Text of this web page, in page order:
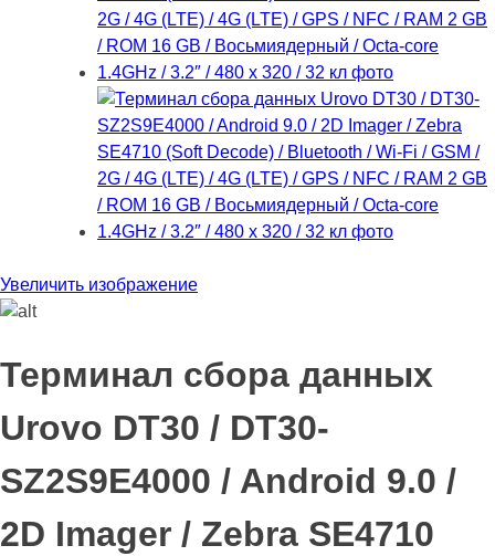
Увеличить изображение
Терминал сбора данных
Urovo DT30 / DT30-
SZ2S9E4000 / Android 9.0 /
2D Imager / Zebra SE4710